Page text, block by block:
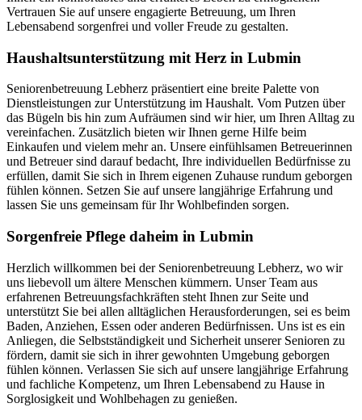
Vertrauen Sie auf unsere engagierte Betreuung, um Ihren
Lebensabend sorgenfrei und voller Freude zu gestalten.
Haushalts­unterstützung mit Herz in Lubmin
Seniorenbetreuung Lebherz präsentiert eine breite Palette von
Dienstleistungen zur Unterstützung im Haushalt. Vom Putzen über
das Bügeln bis hin zum Aufräumen sind wir hier, um Ihren Alltag zu
vereinfachen. Zusätzlich bieten wir Ihnen gerne Hilfe beim
Einkaufen und vielem mehr an. Unsere einfühlsamen Betreuerinnen
und Betreuer sind darauf bedacht, Ihre individuellen Bedürfnisse zu
erfüllen, damit Sie sich in Ihrem eigenen Zuhause rundum geborgen
fühlen können. Setzen Sie auf unsere langjährige Erfahrung und
lassen Sie uns gemeinsam für Ihr Wohlbefinden sorgen.
Sorgenfreie Pflege daheim in Lubmin
Herzlich willkommen bei der Seniorenbetreuung Lebherz, wo wir
uns liebevoll um ältere Menschen kümmern. Unser Team aus
erfahrenen Betreuungsfachkräften steht Ihnen zur Seite und
unterstützt Sie bei allen alltäglichen Herausforderungen, sei es beim
Baden, Anziehen, Essen oder anderen Bedürfnissen. Uns ist es ein
Anliegen, die Selbstständigkeit und Sicherheit unserer Senioren zu
fördern, damit sie sich in ihrer gewohnten Umgebung geborgen
fühlen können. Verlassen Sie sich auf unsere langjährige Erfahrung
und fachliche Kompetenz, um Ihren Lebensabend zu Hause in
Sorglosigkeit und Wohlbehagen zu genießen.